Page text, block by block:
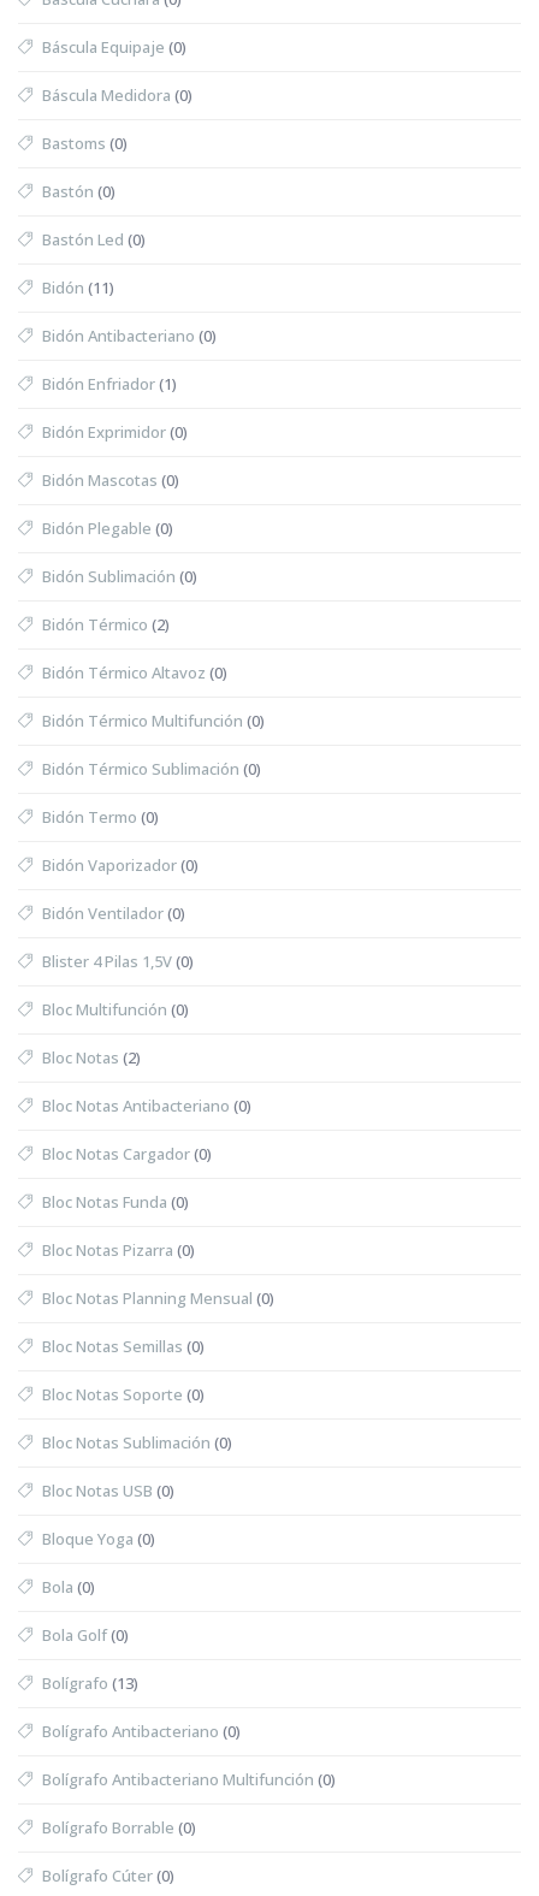
Báscula Equipaje (0)
Báscula Medidora (0)
Bastoms (0)
Bastón (0)
Bastón Led (0)
Bidón (11)
Bidón Antibacteriano (0)
Bidón Enfriador(1)
Bidón Exprimidor(0)
Bidón Mascotas (0)
Bidón Plegable (0)
Bidón Sublimación (0)
Bidón Térmico (2)
Bidón Térmico Altavoz (0)
Bidón Térmico Multifunción (0)
Bidón Térmico Sublimación (0)
Bidón Termo (0)
Bidón Vaporizador(0)
Bidón Ventilador(0)
Blister 4 Pilas 1,5V(0)
Bloc Multifunción (0)
Bloc Notas (2)
Bloc Notas Antibacteriano (0)
Bloc Notas Cargador(0)
Bloc Notas Funda (0)
Bloc Notas Pizarra (0)
Bloc Notas Planning Mensual (0)
Bloc Notas Semillas (0)
Bloc Notas Soporte (0)
Bloc Notas Sublimación (0)
Bloc Notas USB (0)
Bloque Yoga (0)
Bola (0)
Bola Golf(0)
Bolígrafo (13)
Bolígrafo Antibacteriano (0)
Bolígrafo Antibacteriano Multifunción (0)
Bolígrafo Borrable (0)
Bolígrafo Cúter(0)